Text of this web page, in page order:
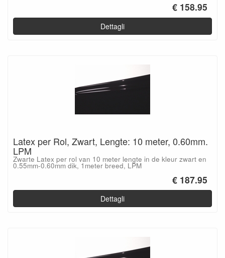
€ 158.95
Dettagli
Latex per Rol, Zwart, Lengte: 10 meter, 0.60mm.
LPM
Zwarte Latex per rol van 10 meter lengte in de kleur zwart en
0.55mm-0.60mm dik, 1meter breed, LPM
€ 187.95
Dettagli